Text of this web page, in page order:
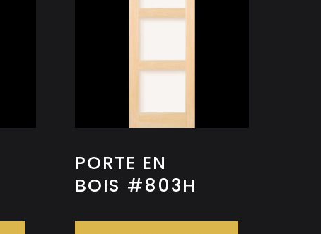
PORTE EN
BOIS #803H